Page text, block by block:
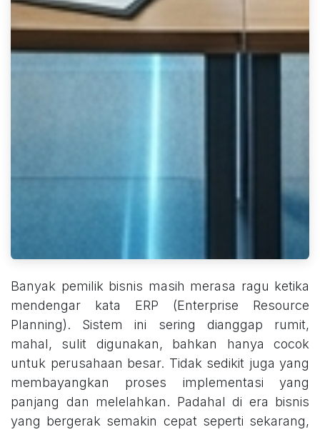
Banyak pemilik bisnis masih merasa ragu ketika
mendengar kata ERP (Enterprise Resource
Planning). Sistem ini sering dianggap rumit,
mahal, sulit digunakan, bahkan hanya cocok
untuk perusahaan besar. Tidak sedikit juga yang
membayangkan proses implementasi yang
panjang dan melelahkan. Padahal di era bisnis
yang bergerak semakin cepat seperti sekarang,